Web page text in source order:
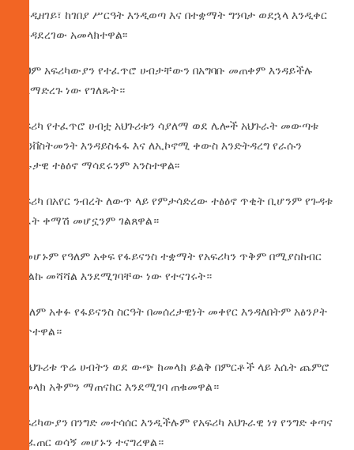
እንዲዘገይ፣ ከገበያ ሥርዓት እንዲወጣ እና በተቋማት ግንባታ ወደኋላ እንዲቀር
እንዳደረገው አመላክተዋል፡፡
ይህም አፍሪካውያን የተፈጥሮ ሀብታቸውን በአግባቡ መጠቀም እንዳይችሉ
ስለማድረጉ ነው የገለጹት።
አፍሪካ የተፈጥሮ ሀብቷ አህጉሪቱን ሳያለማ ወደ ሌሎች አህጉራት መውጣቱ
ኢንቨስትመንት እንዳይስፋፋ እና ለኢኮኖሚ ቀውስ እንድትዳረግ የራሱን
አሉታዊ ተፅዕኖ ማሳደሩንም አንስተዋል፡፡
አፍሪካ በአየር ንብረት ለውጥ ላይ የምታሳድረው ተፅዕኖ ጥቂት ቢሆንም የጉዳቱ
ገፈት ቀማሽ መሆኗንም ገልጸዋል።
በመሆኑም የዓለም አቀፍ የፋይናንስ ተቋማት የአፍሪካን ጥቅም በሚያስከብር
መልኩ መሻሻል እንደሚገባቸው ነው የተናገሩት።
የዓለም አቀፉ የፋይናንስ ስርዓት በመሰረታዊነት መቀየር እንዳለበትም አፅንዖት
ሰጥተዋል።
በአህጉሪቱ ጥሬ ሀብትን ወደ ውጭ ከመላክ ይልቅ በምርቶች ላይ እሴት ጨምሮ
የመላክ አቅምን ማጠናከር እንደሚገባ ጠቁመዋል።
አፍሪካውያን በንግድ መተሳሰር እንዲችሉም የአፍሪካ አህጉራዊ ነፃ የንግድ ቀጣና
መፈጠር ወሳኝ መሆኑን ተናግረዋል።